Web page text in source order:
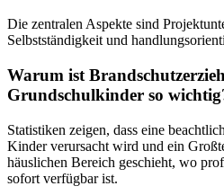
Die zentralen Aspekte sind
Selbstständigkeit und
Warum ist
Grundschulkinder so
Statistiken zeigen, dass eine
Kinder verursacht wird und ein
häuslichen Bereich geschieht, wo
sofort verfügbar ist.